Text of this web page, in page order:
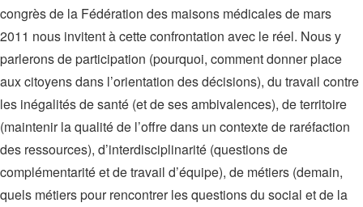
congrès de la Fédération des maisons médicales de mars
2011 nous invitent à cette confrontation avec le réel. Nous y
parlerons de participation (pourquoi, comment donner place
aux citoyens dans l’orientation des décisions), du travail contre
les inégalités de santé (et de ses ambivalences), de territoire
(maintenir la qualité de l’offre dans un contexte de raréfaction
des ressources), d’interdisciplinarité (questions de
complémentarité et de travail d’équipe), de métiers (demain,
quels métiers pour rencontrer les questions du social et de la